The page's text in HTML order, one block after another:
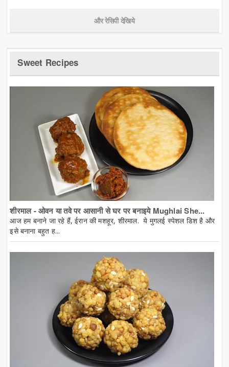
और रेसिपी देखिये
Sweet Recipes
शीरमाल - ओवन या तवे पर आसानी से घर पर बनाइये Mughlai She...
आज हम बनाने जा रहे हैं, ईरान की मशहूर, शीरमाल. ये मुगलई स्पेशल डिश है और
इसे बनाना बहुत ह...